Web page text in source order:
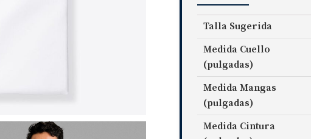
Talla Sugerida
Medida Cuello
(pulgadas)
Medida Mangas
(pulgadas)
Medida Cintura